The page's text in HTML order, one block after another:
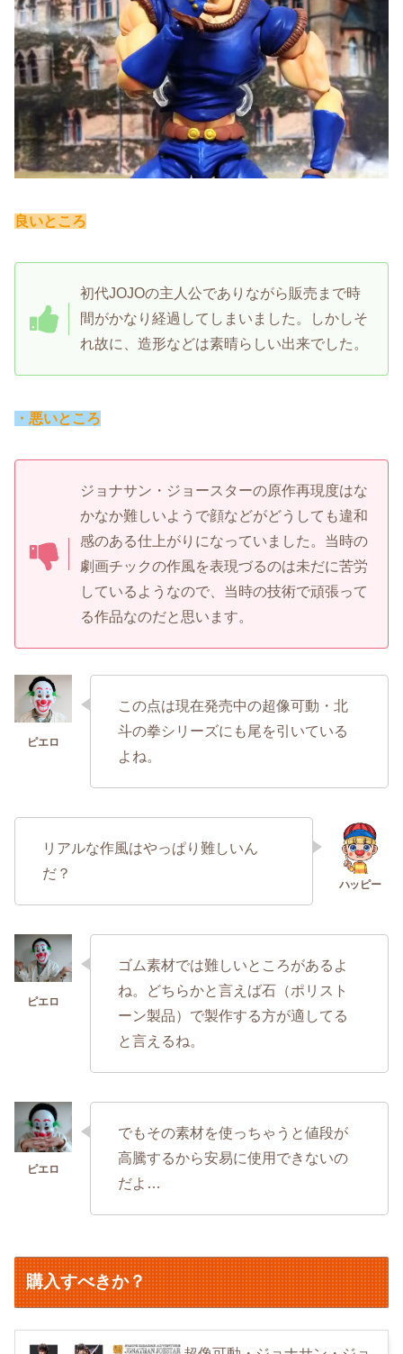
良いところ
初代JOJOの主人公でありながら販売まで時
間がかなり経過してしまいました。しかしそ
れ故に、造形などは素晴らしい出来でした。
・悪いところ
ジョナサン・ジョースターの原作再現度はな
かなか難しいようで顔などがどうしても違和
感のある仕上がりになっていました。当時の
劇画チックの作風を表現づるのは未だに苦労
しているようなので、当時の技術で頑張って
る作品なのだと思います。
この点は現在発売中の超像可動・北
斗の拳シリーズにも尾を引いている
よね。
リアルな作風はやっぱり難しいん
だ？
ゴム素材では難しいところがあるよ
ね。どちらかと言えば石（ポリスト
ーン製品）で製作する方が適してる
と言えるね。
でもその素材を使っちゃうと値段が
高騰するから安易に使用できないの
だよ…
購入すべきか？